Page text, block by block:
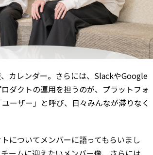
カレンダー。さらには、SlackやGoogle
ダクトの運用を担うのが、プラットフォ
ーザー」と呼び、日々みんなが滞りなく
についてメンバーに語ってもらいまし